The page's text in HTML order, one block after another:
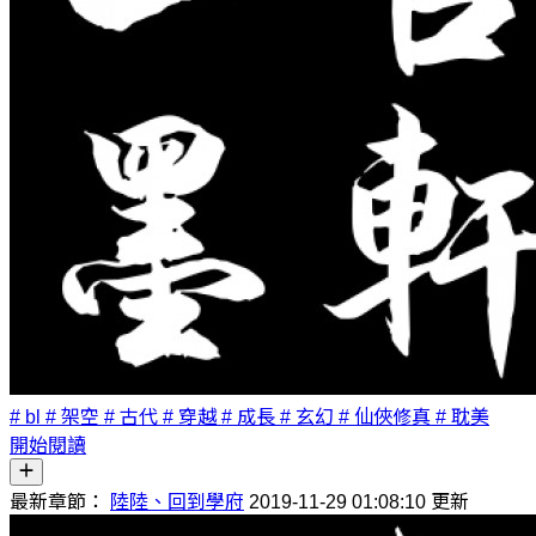
# bl # 架空 # 古代 # 穿越# 成長 # 玄幻 # 仙俠修真 # 耽美
開始閱讀
最新章節： 陸陸、回到學府 2019-11-29 01:08:10 更新